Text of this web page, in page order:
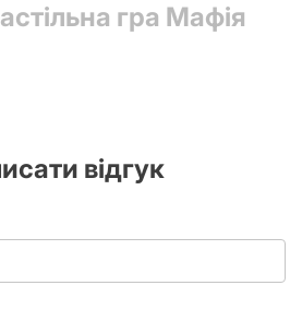
ролей
гра Мафія
відгук